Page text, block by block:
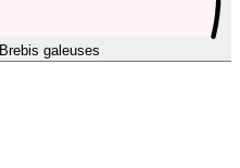
Brebis galeuses